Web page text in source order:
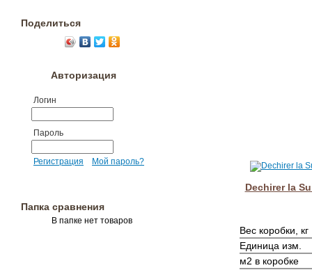
Поделиться
Авторизация
Логин
Пароль
Регистрация Мой пароль?
Папка сравнения
В папке нет товаров
Dechirer la
Вес коробки, кг
Единица изм.
м2 в коробке